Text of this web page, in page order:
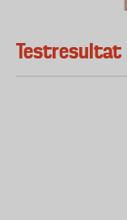
Testresultat